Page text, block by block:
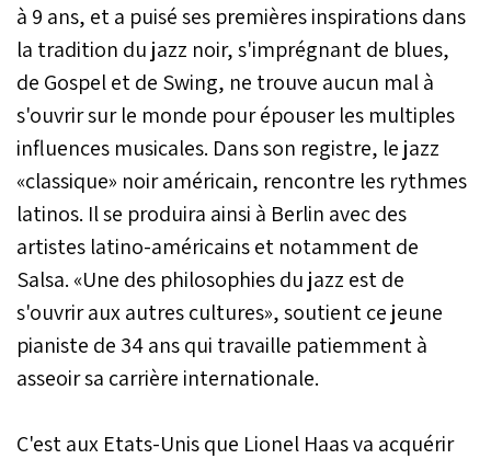
à 9 ans, et a puisé ses premières inspirations dans
la tradition du jazz noir, s'imprégnant de blues,
de Gospel et de Swing, ne trouve aucun mal à
s'ouvrir sur le monde pour épouser les multiples
influences musicales. Dans son registre, le jazz
«classique» noir américain, rencontre les rythmes
latinos. Il se produira ainsi à Berlin avec des
artistes latino-américains et notamment de
Salsa. «Une des philosophies du jazz est de
s'ouvrir aux autres cultures», soutient ce jeune
pianiste de 34 ans qui travaille patiemment à
asseoir sa carrière internationale.
C'est aux Etats-Unis que Lionel Haas va acquérir